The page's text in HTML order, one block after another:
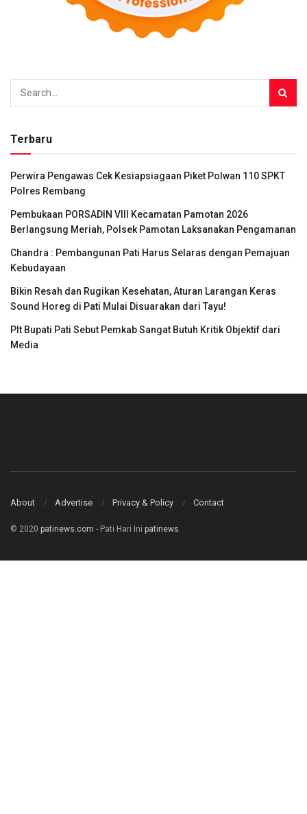
Terbaru
Perwira Pengawas Cek Kesiapsiagaan Piket Polwan 110 SPKT
Polres Rembang
Pembukaan PORSADIN VIII Kecamatan Pamotan 2026
Berlangsung Meriah, Polsek Pamotan Laksanakan Pengamanan
Chandra : Pembangunan Pati Harus Selaras dengan Pemajuan
Kebudayaan
Bikin Resah dan Rugikan Kesehatan, Aturan Larangan Keras
Sound Horeg di Pati Mulai Disuarakan dari Tayu!
Plt Bupati Pati Sebut Pemkab Sangat Butuh Kritik Objektif dari
Media
About Advertise Privacy & Policy Contact
© 2020 patinews.com - Pati Hari Ini patinews.